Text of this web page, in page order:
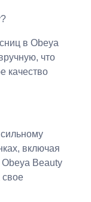
в Obeya
что
качество
включая
Beauty
свое